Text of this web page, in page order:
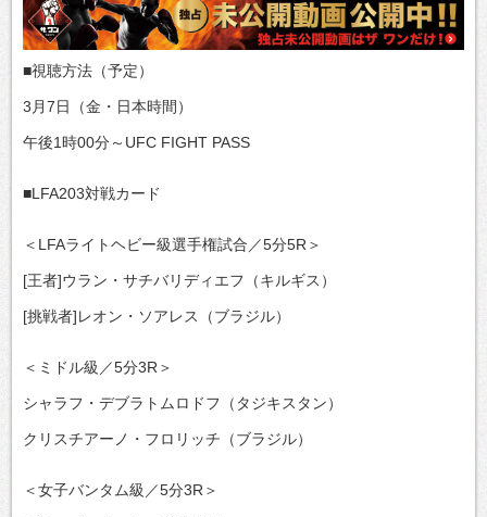
■視聴方法（予定）
3月7日（金・日本時間）
午後1時00分～UFC FIGHT PASS
■LFA203対戦カード
＜LFAライトヘビー級選手権試合／5分5R＞
[王者]ウラン・サチバリディエフ（キルギス）
[挑戦者]レオン・ソアレス（ブラジル）
＜ミドル級／5分3R＞
シャラフ・デブラトムロドフ（タジキスタン）
クリスチアーノ・フロリッチ（ブラジル）
＜女子バンタム級／5分3R＞